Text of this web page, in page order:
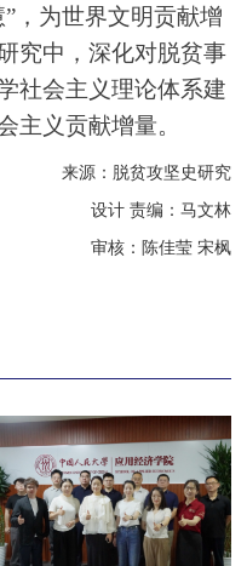
，为世界文明贡献增
究中，深化对脱贫事
社会主义理论体系建
主义贡献增量。
来源：脱贫攻坚史研究
设计 责编：马文林
审核：陈佳莹 宋枫